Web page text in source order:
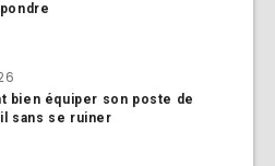
bien équiper son poste de
sans se ruiner